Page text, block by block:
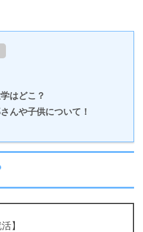
はどこ？
んや子供について！
】